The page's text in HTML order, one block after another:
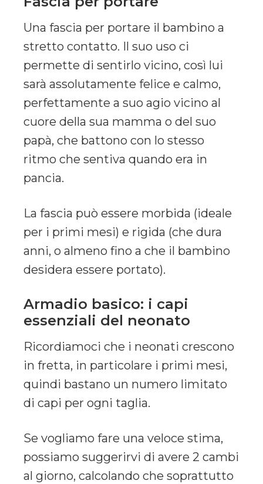
Una fascia per portare il bambino a
stretto contatto. Il suo uso ci
permette di sentirlo vicino, così lui
sarà assolutamente felice e calmo,
perfettamente a suo agio vicino al
cuore della sua mamma o del suo
papà, che battono con lo stesso
ritmo che sentiva quando era in
pancia.
La fascia può essere morbida (ideale
per i primi mesi) e rigida (che dura
anni, o almeno fino a che il bambino
desidera essere portato).
Armadio basico: i capi
essenziali del neonato
Ricordiamoci che i neonati crescono
in fretta, in particolare i primi mesi,
quindi bastano un numero limitato
di capi per ogni taglia.
Se vogliamo fare una veloce stima,
possiamo suggerirvi di avere 2 cambi
al giorno, calcolando che soprattutto